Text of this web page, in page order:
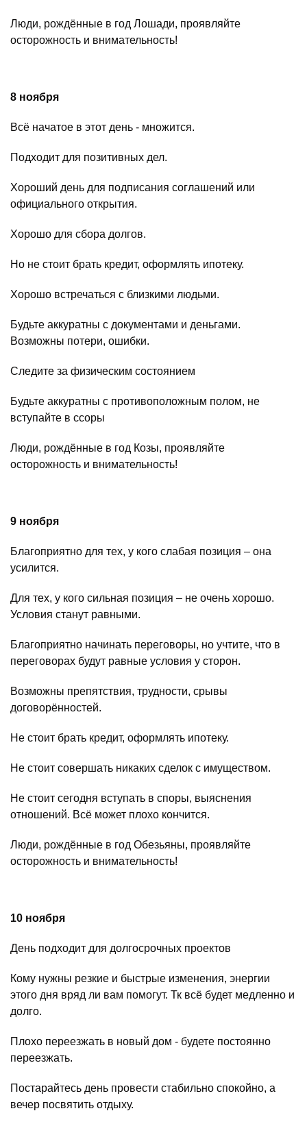
Люди, рождённые в год Лошади, проявляйте
осторожность и внимательность!
8 ноября
Всё начатое в этот день - множится.
Подходит для позитивных дел.
Хороший день для подписания соглашений или
официального открытия.
Хорошо для сбора долгов.
Но не стоит брать кредит, оформлять ипотеку.
Хорошо встречаться с близкими людьми.
Будьте аккуратны с документами и деньгами.
Возможны потери, ошибки.
Следите за физическим состоянием
Будьте аккуратны с противоположным полом, не
вступайте в ссоры
Люди, рождённые в год Козы, проявляйте
осторожность и внимательность!
9 ноября
Благоприятно для тех, у кого слабая позиция – она
усилится.
Для тех, у кого сильная позиция – не очень хорошо.
Условия станут равными.
Благоприятно начинать переговоры, но учтите, что в
переговорах будут равные условия у сторон.
Возможны препятствия, трудности, срывы
договорённостей.
Не стоит брать кредит, оформлять ипотеку.
Не стоит совершать никаких сделок с имуществом.
Не стоит сегодня вступать в споры, выяснения
отношений. Всё может плохо кончится.
Люди, рождённые в год Обезьяны, проявляйте
осторожность и внимательность!
10 ноября
День подходит для долгосрочных проектов
Кому нужны резкие и быстрые изменения, энергии
этого дня вряд ли вам помогут. Тк всё будет медленно и
долго.
Плохо переезжать в новый дом - будете постоянно
переезжать.
Постарайтесь день провести стабильно спокойно, а
вечер посвятить отдыху.